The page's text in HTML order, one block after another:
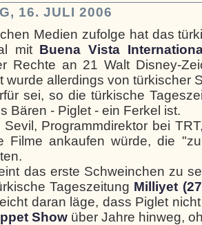
16. JULI 2006
Medien zufolge hat das
mit Buena Vista
Rechte an 21 Walt Disney-
wurde allerdings von türkischer
sei, so die türkische
Bären - Piglet - ein Ferkel ist.
Sevil, Programmdirektor bei
Filme ankaufen würde, die
das erste Schweinchen zu
Tageszeitung Milliyet
daran läge, dass Piglet
Show über Jahre hinweg,